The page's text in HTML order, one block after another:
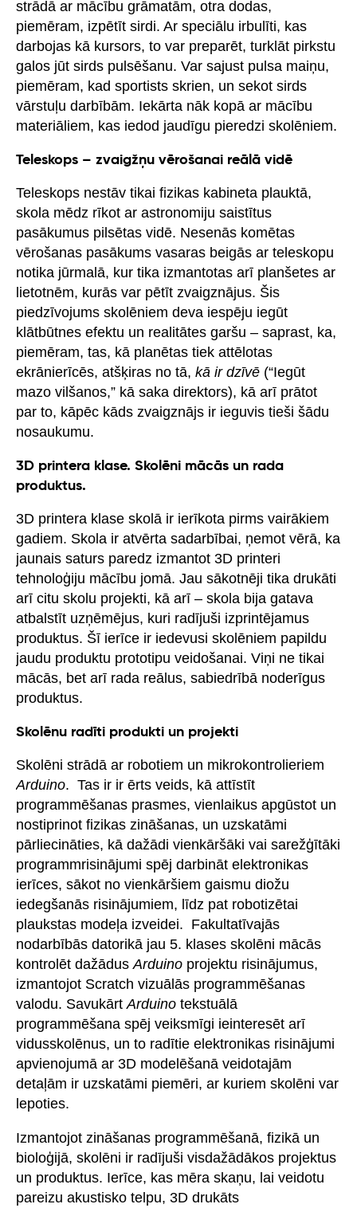
strādā ar mācību grāmatām, otra dodas,
piemēram, izpētīt sirdi. Ar speciālu irbulīti, kas
darbojas kā kursors, to var preparēt, turklāt pirkstu
galos jūt sirds pulsēšanu. Var sajust pulsa maiņu,
piemēram, kad sportists skrien, un sekot sirds
vārstuļu darbībām. Iekārta nāk kopā ar mācību
materiāliem, kas iedod jaudīgu pieredzi skolēniem.
Teleskops – zvaigžņu vērošanai reālā vidē
Teleskops nestāv tikai fizikas kabineta plauktā,
skola mēdz rīkot ar astronomiju saistītus
pasākumus pilsētas vidē. Nesenās komētas
vērošanas pasākums vasaras beigās ar teleskopu
notika jūrmalā, kur tika izmantotas arī planšetes ar
lietotnēm, kurās var pētīt zvaigznājus. Šis
piedzīvojums skolēniem deva iespēju iegūt
klātbūtnes efektu un realitātes garšu – saprast, ka,
piemēram, tas, kā planētas tiek attēlotas
ekrānierīcēs, atšķiras no tā, kā ir dzīvē (“Iegūt
mazo vilšanos,” kā saka direktors), kā arī prātot
par to, kāpēc kāds zvaigznājs ir ieguvis tieši šādu
nosaukumu.
3D printera klase. Skolēni mācās un rada
produktus.
3D printera klase skolā ir ierīkota pirms vairākiem
gadiem. Skola ir atvērta sadarbībai, ņemot vērā, ka
jaunais saturs paredz izmantot 3D printeri
tehnoloģiju mācību jomā. Jau sākotnēji tika drukāti
arī citu skolu projekti, kā arī – skola bija gatava
atbalstīt uzņēmējus, kuri radījuši izprintējamus
produktus. Šī ierīce ir iedevusi skolēniem papildu
jaudu produktu prototipu veidošanai. Viņi ne tikai
mācās, bet arī rada reālus, sabiedrībā noderīgus
produktus.
Skolēnu radīti produkti un projekti
Skolēni strādā ar robotiem un mikrokontrolieriem
Arduino. Tas ir ir ērts veids, kā attīstīt
programmēšanas prasmes, vienlaikus apgūstot un
nostiprinot fizikas zināšanas, un uzskatāmi
pārliecināties, kā dažādi vienkāršāki vai sarežģītāki
programmrisinājumi spēj darbināt elektronikas
ierīces, sākot no vienkāršiem gaismu diožu
iedegšanās risinājumiem, līdz pat robotizētai
plaukstas modeļa izveidei. Fakultatīvajās
nodarbībās datorikā jau 5. klases skolēni mācās
kontrolēt dažādus Arduino projektu risinājumus,
izmantojot Scratch vizuālās programmēšanas
valodu. Savukārt Arduino tekstuālā
programmēšana spēj veiksmīgi ieinteresēt arī
vidusskolēnus, un to radītie elektronikas risinājumi
apvienojumā ar 3D modelēšanā veidotajām
detaļām ir uzskatāmi piemēri, ar kuriem skolēni var
lepoties.
Izmantojot zināšanas programmēšanā, fizikā un
bioloģijā, skolēni ir radījuši visdažādākos projektus
un produktus. Ierīce, kas mēra skaņu, lai veidotu
pareizu akustisko telpu, 3D drukāts